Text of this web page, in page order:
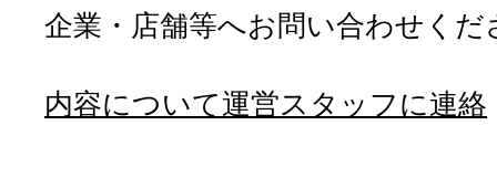
企業・店舗等へお問い合わせくだ
内容について運営スタッフに連絡